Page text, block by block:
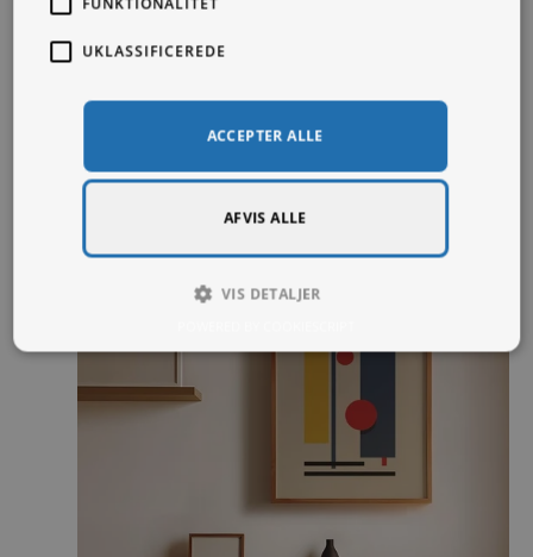
UKLASSIFICEREDE
ACCEPTER ALLE
AFVIS ALLE
VIS DETALJER